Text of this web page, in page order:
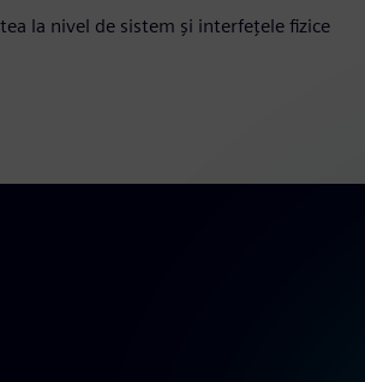
la nivel de sistem și interfețele fizice